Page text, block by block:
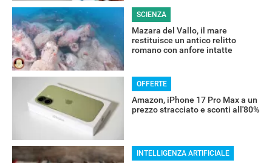
RECENSIONI
SCIENZA
Mazara del Vallo, il mare
restituisce un antico relitto
romano con anfore intatte
OFFERTE
Amazon, iPhone 17 Pro Max a un
prezzo stracciato e sconti all'80%
INTELLIGENZA ARTIFICIALE